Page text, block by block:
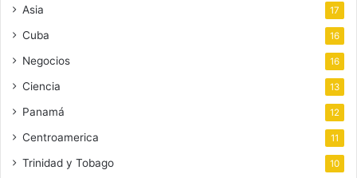
Asia 17
Cuba 16
Negocios 16
Ciencia 13
Panamá 12
Centroamerica 11
Trinidad y Tobago 10